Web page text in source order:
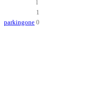
parkingone